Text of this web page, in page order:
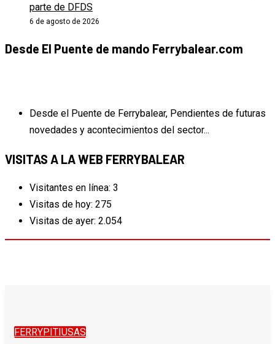
parte de DFDS
6 de agosto de 2026
Desde El Puente de mando Ferrybalear.com
Desde el Puente de Ferrybalear, Pendientes de futuras
novedades y acontecimientos del sector...
VISITAS A LA WEB FERRYBALEAR
Visitantes en línea: 3
Visitas de hoy: 275
Visitas de ayer: 2.054
FERRYPITIUSAS